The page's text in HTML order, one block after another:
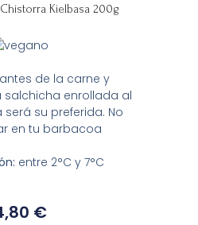
Kielbasa 200g
de la carne y
salchicha enrollada al
será su preferida. No
en tu barbacoa
entre 2°C y 7°C
€